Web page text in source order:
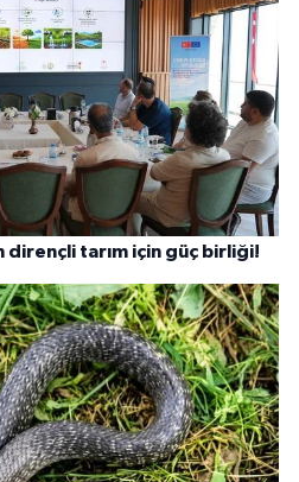
dirençli tarım için güç birliği!